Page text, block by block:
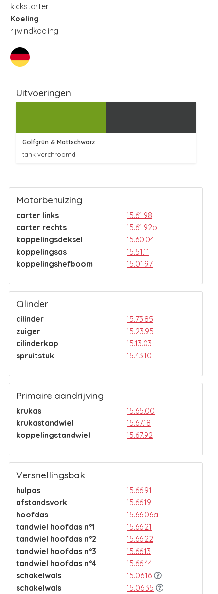
kickstarter
Koeling
rijwindkoeling
Uitvoeringen
Golfgrün & Mattschwarz
tank verchroomd
Motorbehuizing
carter links
15.61.98
carter rechts
15.61.92b
koppelingsdeksel
15.60.04
koppelingsas
15.51.11
koppelingshefboom
15.01.97
Cilinder
cilinder
15.73.85
zuiger
15.23.95
cilinderkop
15.13.03
spruitstuk
15.43.10
Primaire aandrijving
krukas
15.65.00
krukastandwiel
15.67.18
koppelingstandwiel
15.67.92
Versnellingsbak
hulpas
15.66.91
afstandsvork
15.66.19
hoofdas
15.66.06a
tandwiel hoofdas n°1
15.66.21
tandwiel hoofdas n°2
15.66.22
tandwiel hoofdas n°3
15.66.13
tandwiel hoofdas n°4
15.66.44
schakelwals
15.06.16
schakelwals
15.06.35